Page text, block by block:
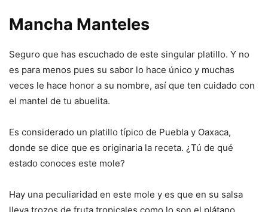
Mancha Manteles
Seguro que has escuchado de este singular platillo. Y no
es para menos pues su sabor lo hace único y muchas
veces le hace honor a su nombre, así que ten cuidado con
el mantel de tu abuelita.
Es considerado un platillo típico de Puebla y Oaxaca,
donde se dice que es originaria la receta. ¿Tú de qué
estado conoces este mole?
Hay una peculiaridad en este mole y es que en su salsa